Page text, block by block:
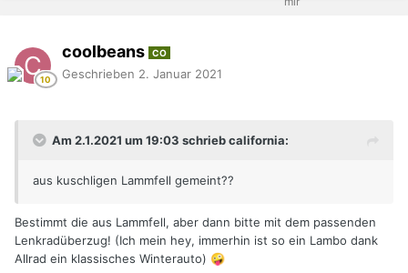
coolbeans CO
Geschrieben 2. Januar 2021
Am 2.1.2021 um 19:03 schrieb california:
aus kuschligen Lammfell gemeint??
Bestimmt die aus Lammfell, aber dann bitte mit dem passenden
Lenkradüberzug! (Ich mein hey, immerhin ist so ein Lambo dank
Allrad ein klassisches Winterauto) 🤪